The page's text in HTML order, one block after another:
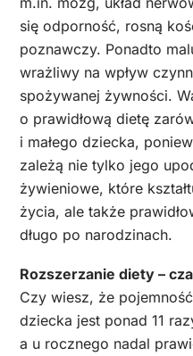
się odporność, rosną
poznawczy. Ponadto
wrażliwy na wpływ
spożywanej żywności.
o prawidłową dietę
i małego dziecka,
zależą nie tylko jego
żywieniowe, które
życia, ale także
długo po narodzinach.
Rozszerzanie diety –
Czy wiesz, że
dziecka jest ponad 11
a u rocznego nadal